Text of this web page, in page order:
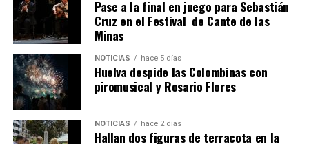
SEXTA CORRIDA DE LAS FIESTAS COLOMBINAS
2026
hace 5 días· Huelvatv
Pase a la final en juego para Sebastián
Cruz en el Festival de Cante de las
Minas
NOTICIAS hace 5 días
Huelva despide las Colombinas con
piromusical y Rosario Flores
NOTICIAS hace 2 días
Hallan dos figuras de terracota en la